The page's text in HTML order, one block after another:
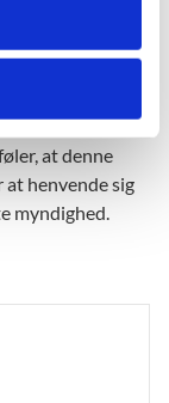
det vigtigt, at
tager man
lærer eller med
at denne
henvende sig
myndighed.